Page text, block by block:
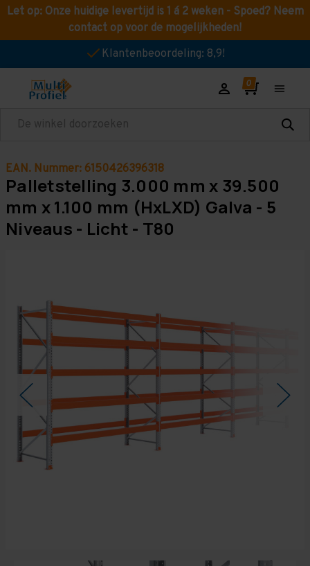
Let op: Onze huidige levertijd is 1 á 2 weken - Spoed? Neem
contact op voor de mogelijkheden!
Klantenbeoordeling: 8,9!
Zoeken
EAN. Nummer: 6150426396318
Palletstelling 3.000 mm x 39.500
mm x 1.100 mm (HxLXD) Galva - 5
Niveaus - Licht - T80